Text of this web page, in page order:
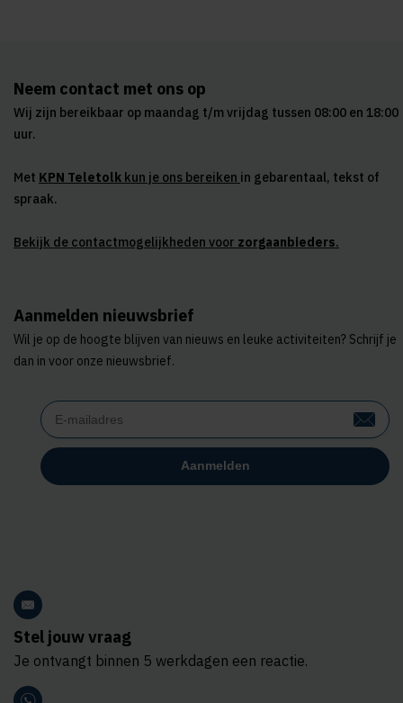
Neem contact met ons op
Wij zijn bereikbaar op maandag t/m vrijdag tussen 08:00 en 18:00
uur.
Met KPN Teletolk kun je ons bereiken in gebarentaal, tekst of
spraak.
Bekijk de contactmogelijkheden voor zorgaanbieders.
Aanmelden nieuwsbrief
Wil je op de hoogte blijven van nieuws en leuke activiteiten? Schrijf je
dan in voor onze nieuwsbrief.
Stel jouw vraag
Je ontvangt binnen 5 werkdagen een reactie.